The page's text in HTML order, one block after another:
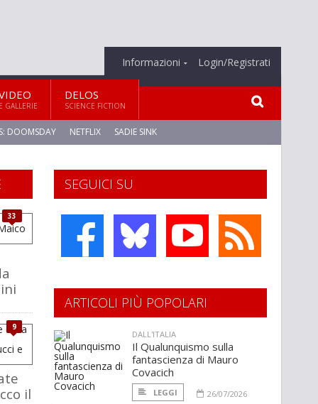
Informazioni Login/Registrati
E GALLERIE
DELOS
SCIENCE FICTION
DOOMSDAY NETFLIX SADIE SINK
SEGUICI SU
33
9
il
ARTICOLI PIÙ POPOLARI
DALL'ITALIA
Il Qualunquismo sulla
fantascienza di Mauro
Covacich
LEGGI
26/07/2026